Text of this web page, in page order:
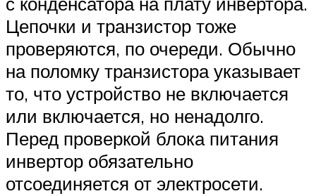
Цепочки и транзистор тоже
проверяются, по очереди. Обычно
на поломку транзистора указывает
то, что устройство не включается
или включается, но ненадолго.
Перед проверкой блока питания
инвертор обязательно
отсоединяется от электросети.